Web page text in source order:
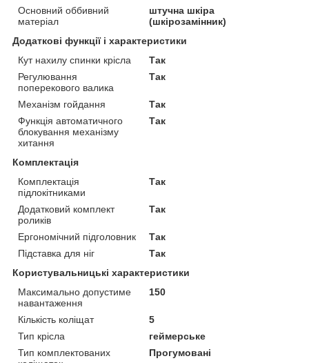
Основний оббивний
матеріал
штучна шкіра
(шкірозамінник)
Додаткові функції і характеристики
Кут нахилу спинки крісла
Так
Регулювання
поперекового валика
Так
Механізм гойдання
Так
Функція автоматичного
блокування механізму
хитання
Так
Комплектація
Комплектація
підлокітниками
Так
Додатковий комплект
роликів
Так
Ергономічний підголовник
Так
Підставка для ніг
Так
Користувальницькі характеристики
Максимально допустиме
навантаження
150
Кількість коліщат
5
Тип крісла
геймерське
Тип комплектованих
Прогумовані